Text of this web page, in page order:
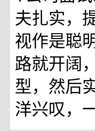
夫扎实，
视作是聪
路就开阔
型，然后
洋兴叹，